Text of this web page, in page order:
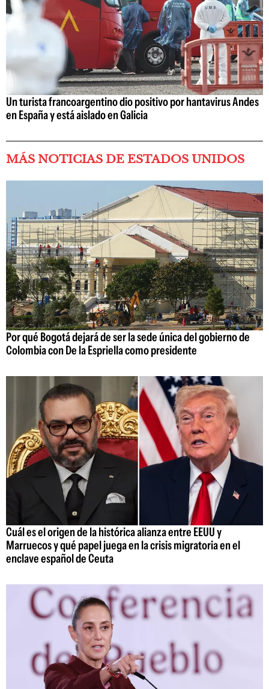
Un turista francoargentino dio positivo por hantavirus Andes
en España y está aislado en Galicia
MÁS NOTICIAS DE ESTADOS UNIDOS
Por qué Bogotá dejará de ser la sede única del gobierno de
Colombia con De la Espriella como presidente
Cuál es el origen de la histórica alianza entre EEUU y
Marruecos y qué papel juega en la crisis migratoria en el
enclave español de Ceuta